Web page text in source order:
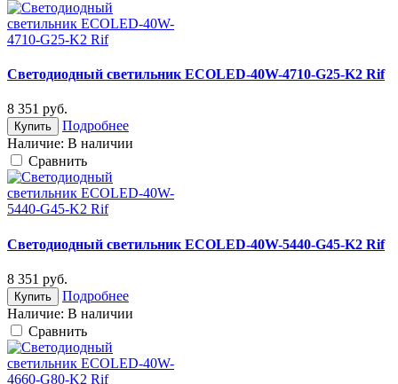
Светодиодный светильник ECOLED-40W-4710-G25-K2 Rif
8 351 руб.
Купить
Подробнее
Наличие: В наличии
Cравнить
Светодиодный светильник ECOLED-40W-5440-G45-K2 Rif
8 351 руб.
Купить
Подробнее
Наличие: В наличии
Cравнить